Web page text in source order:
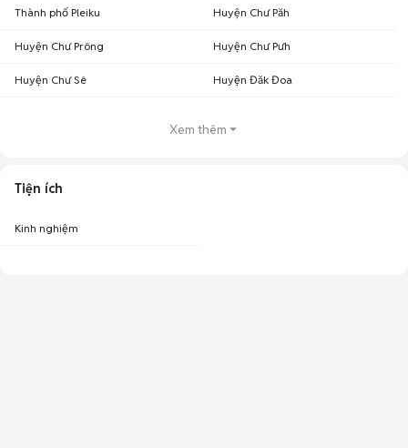
Thành phố Pleiku Huyện Chư Păh
Huyện Chư Prông Huyện Chư Pưh
Huyện Chư Sê Huyện Đăk Đoa
Xem thêm
Tiện ích
Kinh nghiệm